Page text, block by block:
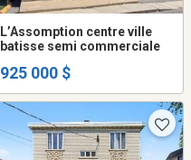
L’Assomption centre ville
batisse semi commerciale
925 000 $